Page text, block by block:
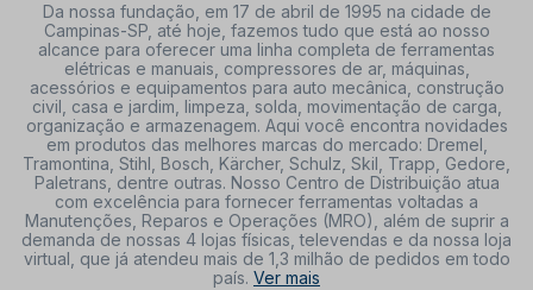
Da nossa fundação, em 17 de abril de 1995 na cidade de
Campinas-SP, até hoje, fazemos tudo que está ao nosso
alcance para oferecer uma linha completa de ferramentas
elétricas e manuais, compressores de ar, máquinas,
acessórios e equipamentos para auto mecânica, construção
civil, casa e jardim, limpeza, solda, movimentação de carga,
organização e armazenagem. Aqui você encontra novidades
em produtos das melhores marcas do mercado: Dremel,
Tramontina, Stihl, Bosch, Kärcher, Schulz, Skil, Trapp, Gedore,
Paletrans, dentre outras. Nosso Centro de Distribuição atua
com excelência para fornecer ferramentas voltadas a
Manutenções, Reparos e Operações (MRO), além de suprir a
demanda de nossas 4 lojas físicas, televendas e da nossa loja
virtual, que já atendeu mais de 1,3 milhão de pedidos em todo
país. Ver mais